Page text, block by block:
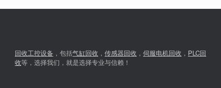
回收工控设备 ，包括气缸回收 ， 传感器回收 ， 伺服电机回收 ， PLC回
收等，选择我们，就是选择专业与信赖！